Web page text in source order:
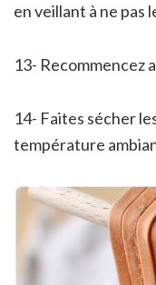
en veillant à ne pas
13- Recommencez
14- Faites sécher
température